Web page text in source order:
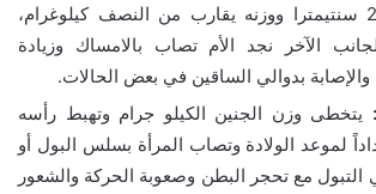
يتخطى ال 25 سنتيمترا ووزنه يقارب من النصف كيلوغرام،
الآخر نجد الأم تصاب بالامساك وزيادة
بدوالي الساقين في بعض الحالات.
يتخطى وزن الجنين الكيلو جرام وتهبط رأسه
لموعد الولادة وتصاب المرأة بسلس البول أو
مع تحجر البطن وصعوبة الحركة والشعور